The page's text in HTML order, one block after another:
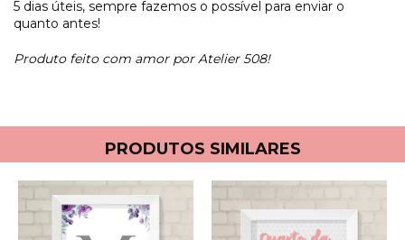
5 dias úteis, sempre fazemos o possível para enviar o
quanto antes!
Produto feito com amor por Atelier 508!
PRODUTOS SIMILARES